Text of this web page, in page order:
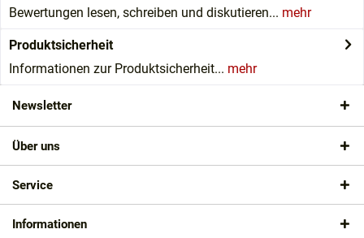
Bewertungen lesen, schreiben und diskutieren... mehr
Produktsicherheit
Informationen zur Produktsicherheit... mehr
Newsletter
Über uns
Service
Informationen